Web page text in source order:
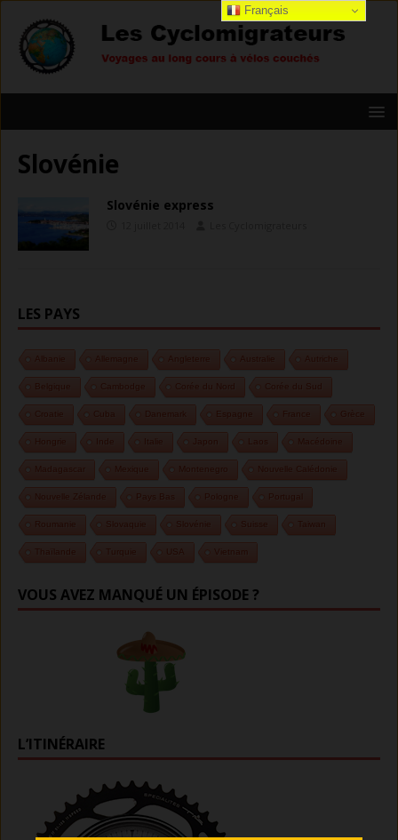
Slovénie
Slovénie express
LES PAYS
Albanie Allemagne Angleterre Australie Autriche
Corée du Nord Corée du Sud
Danemark Grèce
Macédoine
Mexique Nouvelle Calédonie
Nouvelle Zélande Pays Bas
Roumanie Slovaquie Slovénie Suisse Taiwan
Thaïlande USA Vietnam
VOUS AVEZ MANQUÉ UN ÉPISODE ?
L’ITINÉRAIRE
Français